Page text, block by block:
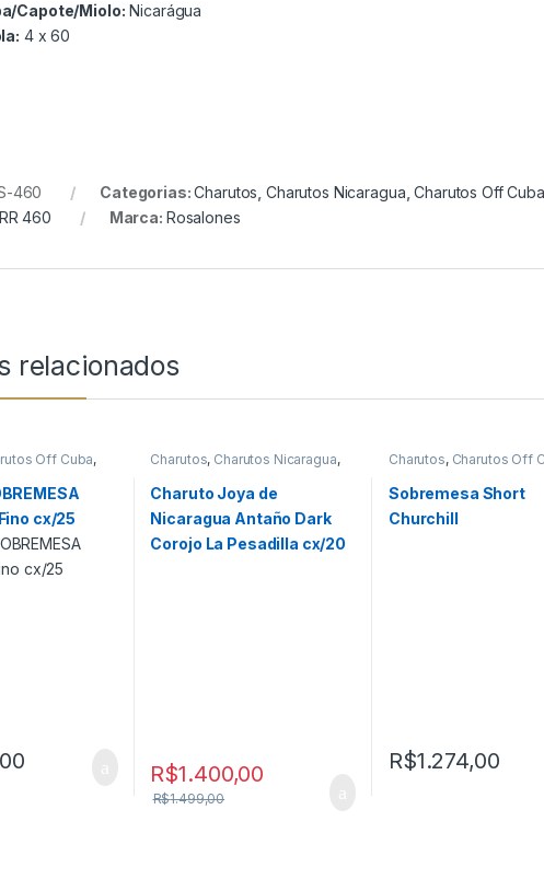
Capote/Miolo: Nicarágua
4 x 60
460 Categorias:Charutos ,Charutos Nicaragua ,Charutos Off Cuba
460
Marca: Rosalones
relacionados
Off Cuba,
cx/25
Charutos, Charutos Nicaragua,
Todos
Produtos
Charuto Joya de
Nicaragua Antaño Dark
Corojo La Pesadilla cx/20
R$1.400,00
R$1.499,00
Charutos, Charutos Off
Sobremesa Short
Churchill
R$1.274,00